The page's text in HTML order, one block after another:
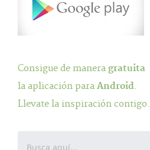
Consigue de manera gratuita
la aplicación para Android.
Llevate la inspiración contigo.